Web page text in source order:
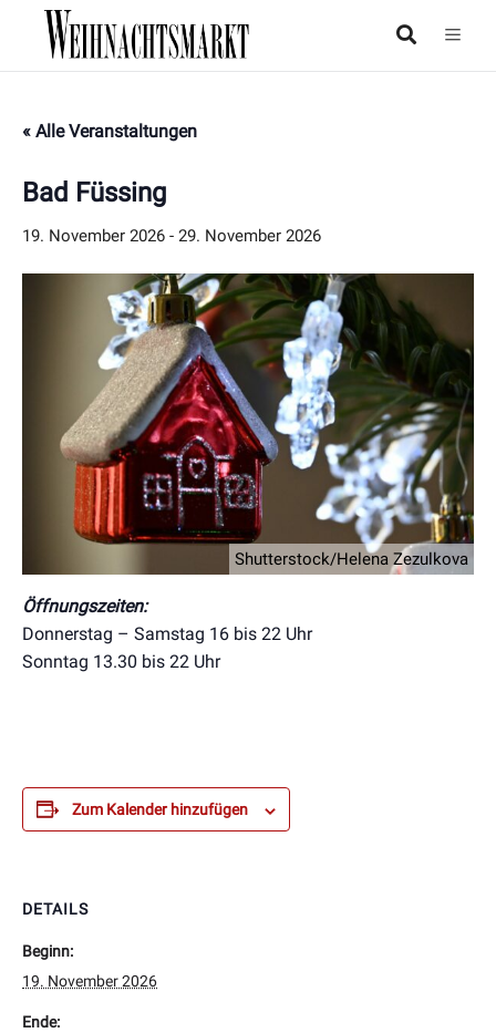
« Alle Veranstaltungen
Bad Füssing
19. November 2026 - 29. November 2026
Shutterstock/Helena Zezulkova
Öffnungszeiten:
Donnerstag – Samstag 16 bis 22 Uhr
Sonntag 13.30 bis 22 Uhr
Zum Kalender hinzufügen
DETAILS
Beginn:
19. November 2026
Ende: